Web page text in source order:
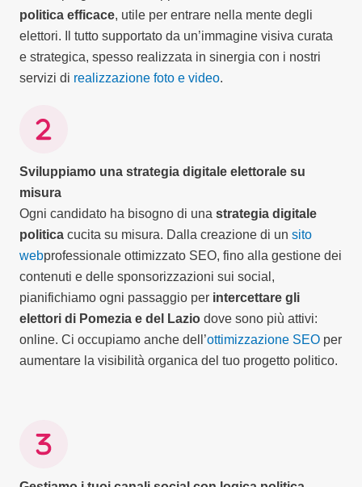
politica efficace, utile per entrare nella mente degli
elettori. Il tutto supportato da un’immagine visiva curata
e strategica, spesso realizzata in sinergia con i nostri
servizi di realizzazione foto e video.
Sviluppiamo una strategia digitale elettorale su
misura
Ogni candidato ha bisogno di una strategia digitale
politica cucita su misura. Dalla creazione di un sito
webprofessionale ottimizzato SEO, fino alla gestione dei
contenuti e delle sponsorizzazioni sui social,
pianifichiamo ogni passaggio per intercettare gli
elettori di Pomezia e del Lazio dove sono più attivi:
online. Ci occupiamo anche dell’ottimizzazione SEO per
aumentare la visibilità organica del tuo progetto politico.